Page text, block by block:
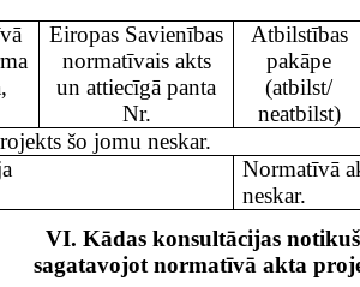
Eiropas Savienības
normatīvais akts
un attiecīgā panta
Nr.
Atbilstības
pakāpe
(atbilst/
neatbilst)
šo jomu neskar.
Normatīvā
neskar.
VI. Kādas konsultācijas
sagatavojot normatīvā akta